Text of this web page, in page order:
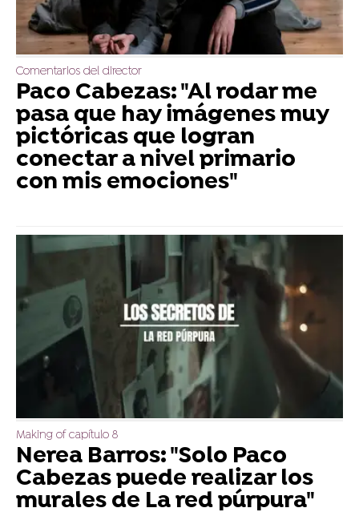
Comentarios del director
Paco Cabezas: "Al rodar me
pasa que hay imágenes muy
pictóricas que logran
conectar a nivel primario
con mis emociones"
Making of capítulo 8
Nerea Barros: "Solo Paco
Cabezas puede realizar los
murales de La red púrpura"